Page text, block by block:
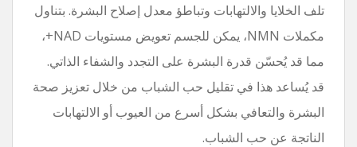
تلف الخلايا والالتهابات وتباطؤ معدل إصلاح البشرة. بتناول
مكملات NMN، يمكن للجسم تعويض مستويات NAD+،
مما قد يُحسّن قدرة البشرة على التجدد والشفاء الذاتي.
قد يُساعد هذا في تقليل حب الشباب من خلال تعزيز صحة
البشرة والتعافي بشكل أسرع من العيوب أو الالتهابات
الناتجة عن حب الشباب.